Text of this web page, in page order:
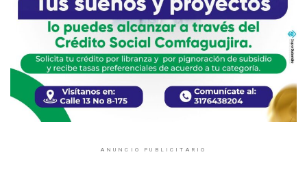
ANUNCIO PUBLICITARIO